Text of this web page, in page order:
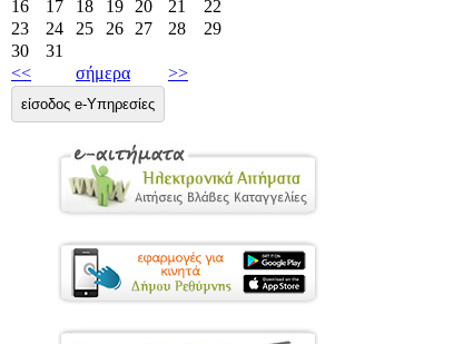
16
17 18 19 20 21
22
23
24 25 26 27 28
29
30
31
<<
σήμερα >>
είσοδος e-Υπηρεσίες